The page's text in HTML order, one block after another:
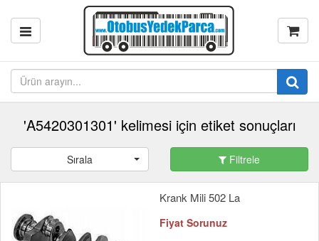
'A5420301301' kelimesi için etiket sonuçları
Sırala Filtrele
Krank Mili 502 La
Fiyat Sorunuz